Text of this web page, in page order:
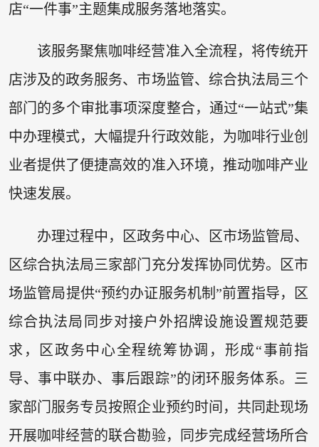
店“一件事”主题集成服务落地落实。
该服务聚焦咖啡经营准入全流程，将传统开
店涉及的政务服务、市场监管、综合执法局三个
部门的多个审批事项深度整合，通过“一站式”集
中办理模式，大幅提升行政效能，为咖啡行业创
业者提供了便捷高效的准入环境，推动咖啡产业
快速发展。
办理过程中，区政务中心、区市场监管局、
区综合执法局三家部门充分发挥协同优势。区市
场监管局提供“预约办证服务机制”前置指导，区
综合执法局同步对接户外招牌设施设置规范要
求，区政务中心全程统筹协调，形成“事前指
导、事中联办、事后跟踪”的闭环服务体系。三
家部门服务专员按照企业预约时间，共同赴现场
开展咖啡经营的联合勘验，同步完成经营场所合